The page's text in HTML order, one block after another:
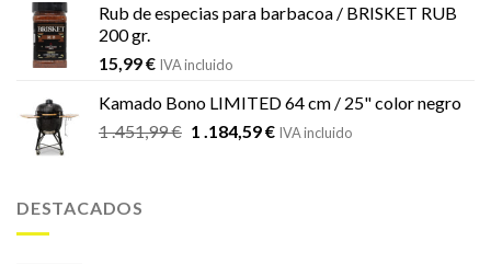
Rub de especias para barbacoa / BRISKET RUB
200 gr.
15,99€ IVA incluido
Kamado Bono LIMITED 64 cm / 25" color negro
1 .451,99€ El
1 .184,59€ElIVA incluido
DESTACADOS